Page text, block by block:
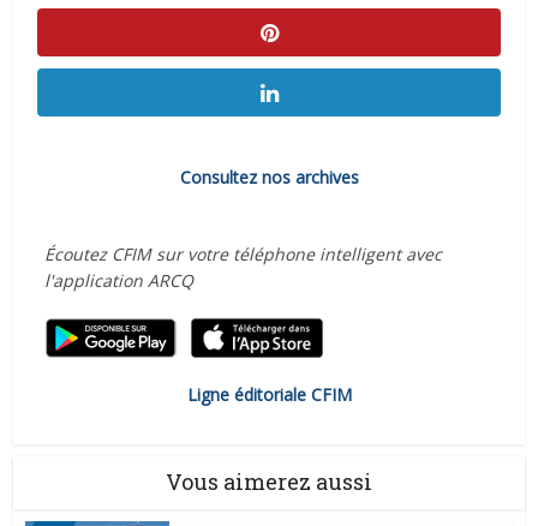
Consultez nos archives
Écoutez CFIM sur votre téléphone intelligent avec
l'application ARCQ
Ligne éditoriale CFIM
Vous aimerez aussi